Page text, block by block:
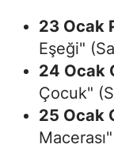
23 Ocak
Eşeği"
24 Ocak
Çocuk"
25 Ocak